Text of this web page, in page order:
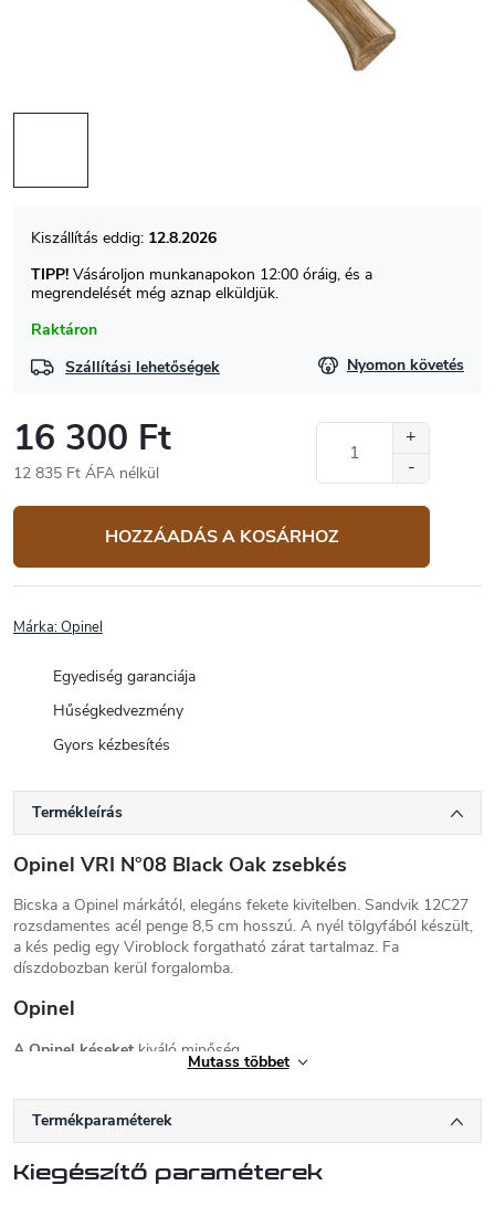
Raktáron
12.8.2026
TIPP! Vásároljon munkanapokon 12:00 óráig, és a
megrendelését még aznap elküldjük.
Szállítási lehetőségek Nyomon követés
16 300 Ft
12 835 Ft ÁFA nélkül
HOZZÁADÁS A KOSÁRHOZ
Márka:Opinel
Egyediség garanciája
Hűségkedvezmény
Gyors kézbesítés
Termékleírás
Opinel VRI N°08 Black Oak zsebkés
Bicska a Opinel márkától, elegáns fekete kivitelben. Sandvik 12C27
rozsdamentes acél penge 8,5 cm hosszú. A nyél tölgyfából készült,
a kés pedig egy Viroblock forgatható zárat tartalmaz. Fa
díszdobozban kerül forgalomba.
Opinel
A Opinel késeket kiváló minőség,
megbízhatóság és egyszerű időtálló kialakítás
gyártás a franciaországi Savoie-Alpokban
van, ahol a késeket kézzel állítják össze és
kését készítette, és hagyománya a mai napig folytatódik.
Mutass többet
Termékparaméterek
Kiegészítő paraméterek